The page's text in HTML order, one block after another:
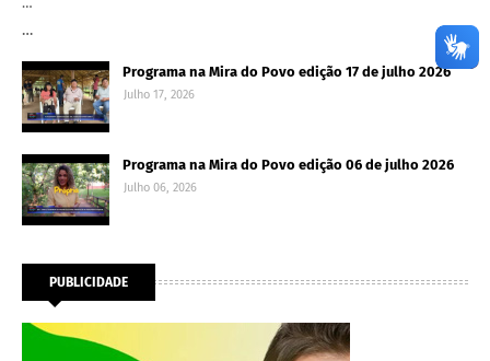
…
Programa na Mira do Povo edição 17 de julho 2026
Julho 17, 2026
Programa na Mira do Povo edição 06 de julho 2026
Julho 06, 2026
PUBLICIDADE